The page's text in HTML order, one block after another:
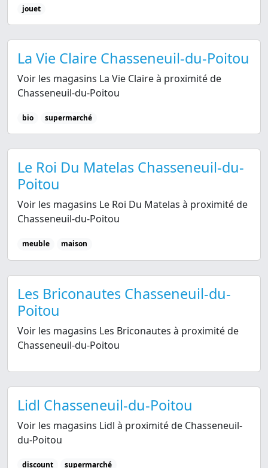
jouet
La Vie Claire Chasseneuil-du-Poitou
Voir les magasins La Vie Claire à proximité de
Chasseneuil-du-Poitou
bio supermarché
Le Roi Du Matelas Chasseneuil-du-
Poitou
Voir les magasins Le Roi Du Matelas à proximité de
Chasseneuil-du-Poitou
meuble maison
Les Briconautes Chasseneuil-du-
Poitou
Voir les magasins Les Briconautes à proximité de
Chasseneuil-du-Poitou
Lidl Chasseneuil-du-Poitou
Voir les magasins Lidl à proximité de Chasseneuil-
du-Poitou
discount supermarché